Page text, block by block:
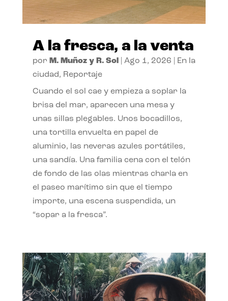
A la fresca, a la venta
por M. Muñoz y R. Sol| Ago 1, 2026
En la
ciudad, Reportaje
Cuando el sol cae y empieza a soplar la
brisa del mar, aparecen una mesa y
unas sillas plegables. Unos bocadillos,
una tortilla envuelta en papel de
aluminio, las neveras azules portátiles,
una sandía. Una familia cena con el telón
de fondo de las olas mientras charla en
el paseo marítimo sin que el tiempo
importe, una escena suspendida, un
“sopar a la fresca”.